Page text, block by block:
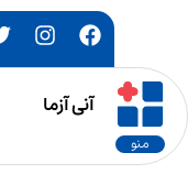
منو
آنی آزما